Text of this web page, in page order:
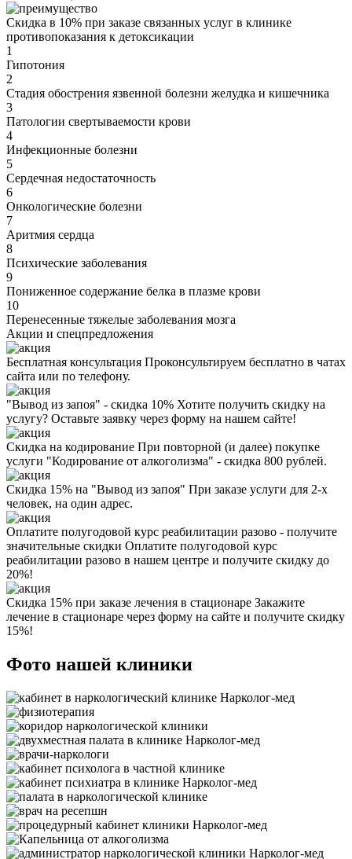
Скидка в 10% при заказе связанных услуг в клинике
противопоказания к детоксикации
1
Гипотония
2
Стадия обострения язвенной болезни желудка и кишечника
3
Патологии свертываемости крови
4
Инфекционные болезни
5
Сердечная недостаточность
6
Онкологические болезни
7
Аритмия сердца
8
Психические заболевания
9
Пониженное содержание белка в плазме крови
10
Перенесенные тяжелые заболевания мозга
Акции и спецпредложения
Бесплатная консультация Проконсультируем бесплатно в чатах
сайта или по телефону.
"Вывод из запоя" - скидка 10% Хотите получить скидку на
услугу? Оставьте заявку через форму на нашем сайте!
Скидка на кодирование При повторной (и далее) покупке
услуги "Кодирование от алкоголизма" - скидка 800 рублей.
Скидка 15% на "Вывод из запоя" При заказе услуги для 2-х
человек, на один адрес.
Оплатите полугодовой курс реабилитации разово - получите
значительные скидки Оплатите полугодовой курс
реабилитации разово в нашем центре и получите скидку до
20%!
Скидка 15% при заказе лечения в стационаре Закажите
лечение в стационаре через форму на сайте и получите скидку
15%!
Фото нашей клиники